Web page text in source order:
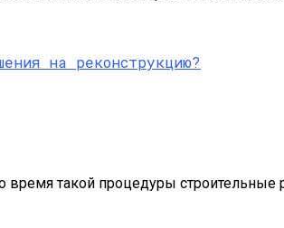
время такой процедуры строительные